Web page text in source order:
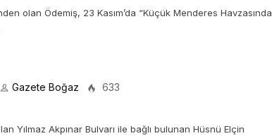
olan Ödemiş, 23 Kasım’da “Küçük Menderes Havzasında
Gazete Boğaz 633
Yılmaz Akpınar Bulvarı ile bağlı bulunan Hüsnü Elçin